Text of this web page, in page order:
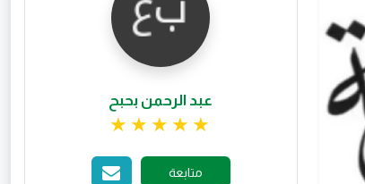
عبد الرحمن بحبح
تقييم 5 من 5.
متابعة